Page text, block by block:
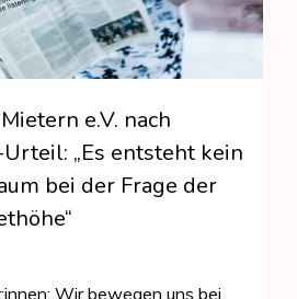
e.V. nach
„Es entsteht kein
bei der Frage der
Wir bewegen uns bei